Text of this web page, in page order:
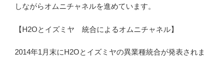
しながらオムニチャネルを進めています。
【H2Oとイズミヤ 統合によるオムニチャネル】
2014年1月末にH2Oとイズミヤの異業種統合が発表されま